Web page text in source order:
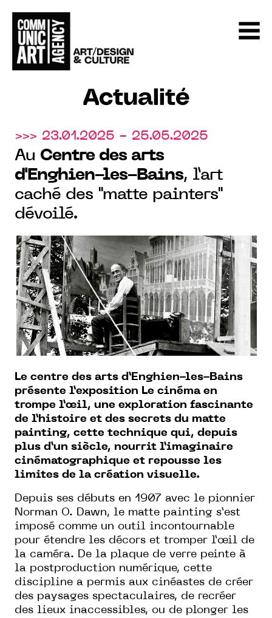
Actualité
>>> 23.01.2025 - 25.05.2025
Au Centre des arts
d'Enghien-les-Bains, l’art
caché des "matte painters"
dévoilé.
Le centre des arts d’Enghien-les-Bains
présente l’exposition Le cinéma en
trompe l’œil, une exploration fascinante
de l’histoire et des secrets du matte
painting, cette technique qui, depuis
plus d’un siècle, nourrit l’imaginaire
cinématographique et repousse les
limites de la création visuelle.
Depuis ses débuts en 1907 avec le pionnier
Norman O. Dawn, le matte painting s’est
imposé comme un outil incontournable
pour étendre les décors et tromper l’œil de
la caméra. De la plaque de verre peinte à
la postproduction numérique, cette
discipline a permis aux cinéastes de créer
des paysages spectaculaires, de recréer
des lieux inaccessibles, ou de plonger les